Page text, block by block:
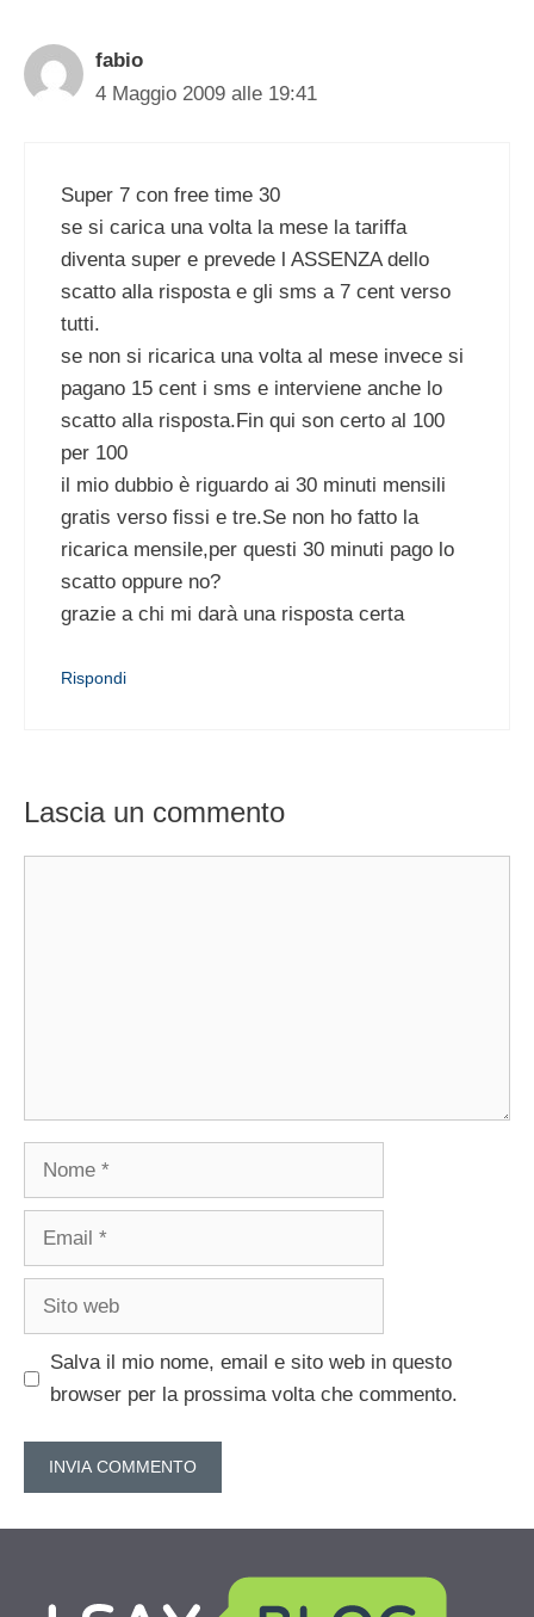
fabio
4 Maggio 2009 alle 19:41
Super 7 con free time 30
se si carica una volta la mese la tariffa
diventa super e prevede l ASSENZA dello
scatto alla risposta e gli sms a 7 cent verso
tutti.
se non si ricarica una volta al mese invece si
pagano 15 cent i sms e interviene anche lo
scatto alla risposta.Fin qui son certo al 100
per 100
il mio dubbio è riguardo ai 30 minuti mensili
gratis verso fissi e tre.Se non ho fatto la
ricarica mensile,per questi 30 minuti pago lo
scatto oppure no?
grazie a chi mi darà una risposta certa
Rispondi
Lascia un commento
Nome
Email
Sito
Salva il mio nome, email e sito web in questo
browser per la prossima volta che commento.